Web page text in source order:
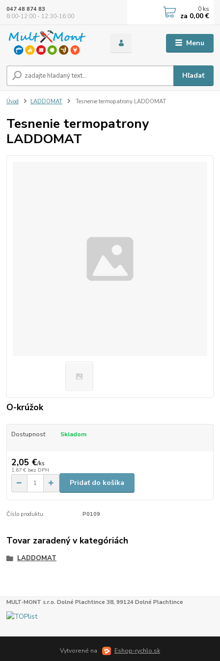
Menu
Hľadať
047 48 874 83
8:00-12:00 - 12:30-16:00
0 ks
za 0,00 €
Úvod LADDOMAT Tesnenie termopatrony LADDOMAT
Tesnenie termopatrony
LADDOMAT
O-krúžok
Dostupnosť Skladom
2,05 €/ks
1,67 € bez DPH
Pridať do košíka
Číslo produktu: P0109
Tovar zaradený v kategóriách
LADDOMAT
MULT-MONT s.r.o. Dolné Plachtince 38, 99124 Dolné Plachtince
Vytvorené na Eshop-rychlo.sk